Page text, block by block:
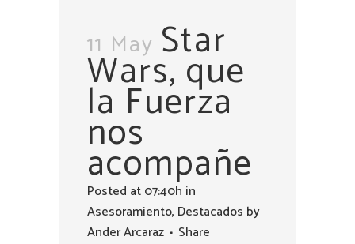
11 May Star
Wars, que
la Fuerza
nos
acompañe
Posted at 07:40h in
Asesoramiento, Destacados by
Ander Arcaraz
Share